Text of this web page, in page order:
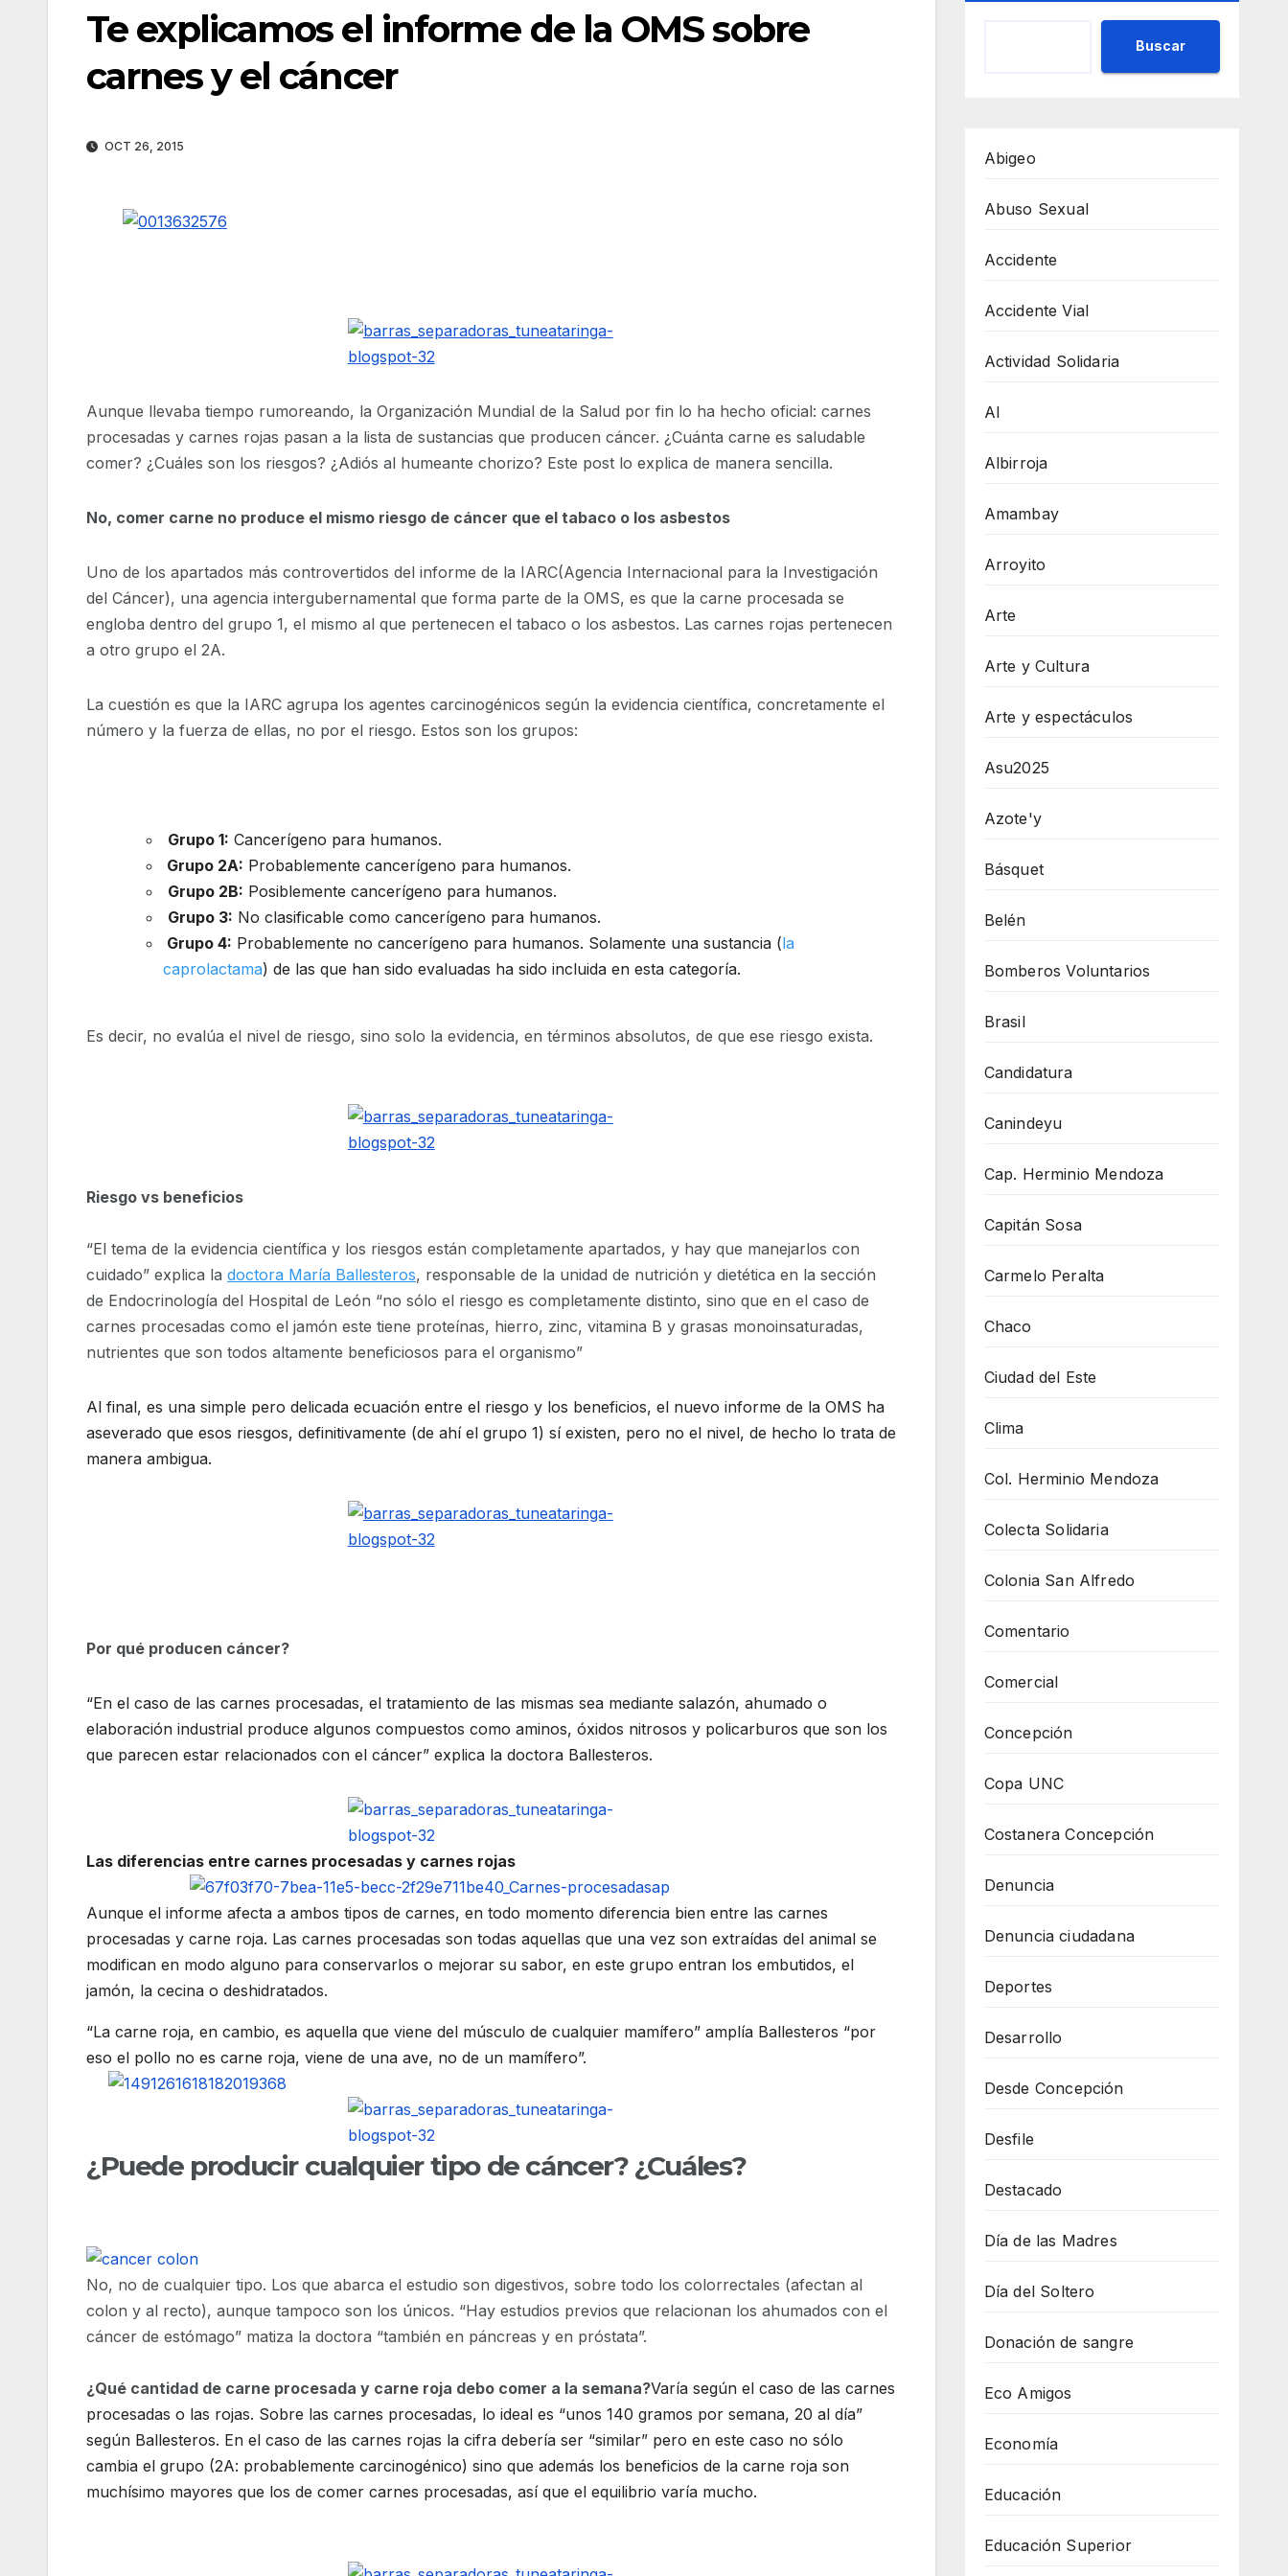
Te explicamos el informe de la OMS sobre
carnes y el cáncer
OCT 26, 2015
Aunque llevaba tiempo rumoreando, la Organización Mundial de la Salud por fin lo ha hecho oficial: carnes
procesadas y carnes rojas pasan a la lista de sustancias que producen cáncer. ¿Cuánta carne es saludable
comer? ¿Cuáles son los riesgos? ¿Adiós al humeante chorizo? Este post lo explica de manera sencilla.
No, comer carne no produce el mismo riesgo de cáncer que el tabaco o los asbestos
Uno de los apartados más controvertidos del informe de la IARC(Agencia Internacional para la Investigación
del Cáncer), una agencia intergubernamental que forma parte de la OMS, es que la carne procesada se
engloba dentro del grupo 1, el mismo al que pertenecen el tabaco o los asbestos. Las carnes rojas pertenecen
a otro grupo el 2A.
La cuestión es que la IARC agrupa los agentes carcinogénicos según la evidencia científica, concretamente el
número y la fuerza de ellas, no por el riesgo. Estos son los grupos:
Grupo 1: Cancerígeno para humanos.
Grupo 2A: Probablemente cancerígeno para humanos.
Grupo 2B: Posiblemente cancerígeno para humanos.
Grupo 3: No clasificable como cancerígeno para humanos.
Grupo 4: Probablemente no cancerígeno para humanos. Solamente una sustancia (la
caprolactama) de las que han sido evaluadas ha sido incluida en esta categoría.
Es decir, no evalúa el nivel de riesgo, sino solo la evidencia, en términos absolutos, de que ese riesgo exista.
Riesgo vs beneficios
“El tema de la evidencia científica y los riesgos están completamente apartados, y hay que manejarlos con
cuidado” explica la doctora María Ballesteros, responsable de la unidad de nutrición y dietética en la sección
de Endocrinología del Hospital de León “no sólo el riesgo es completamente distinto, sino que en el caso de
carnes procesadas como el jamón este tiene proteínas, hierro, zinc, vitamina B y grasas monoinsaturadas,
nutrientes que son todos altamente beneficiosos para el organismo”
Al final, es una simple pero delicada ecuación entre el riesgo y los beneficios, el nuevo informe de la OMS ha
aseverado que esos riesgos, definitivamente (de ahí el grupo 1) sí existen, pero no el nivel, de hecho lo trata de
manera ambigua.
Por qué producen cáncer?
“En el caso de las carnes procesadas, el tratamiento de las mismas sea mediante salazón, ahumado o
elaboración industrial produce algunos compuestos como aminos, óxidos nitrosos y policarburos que son los
que parecen estar relacionados con el cáncer” explica la doctora Ballesteros.
Las diferencias entre carnes procesadas y carnes rojas
Aunque el informe afecta a ambos tipos de carnes, en todo momento diferencia bien entre las carnes
procesadas y carne roja. Las carnes procesadas son todas aquellas que una vez son extraídas del animal se
modifican en modo alguno para conservarlos o mejorar su sabor, en este grupo entran los embutidos, el
jamón, la cecina o deshidratados.
“La carne roja, en cambio, es aquella que viene del músculo de cualquier mamífero” amplía Ballesteros “por
eso el pollo no es carne roja, viene de una ave, no de un mamífero”.
¿Puede producir cualquier tipo de cáncer? ¿Cuáles?
No, no de cualquier tipo. Los que abarca el estudio son digestivos, sobre todo los colorrectales (afectan al
colon y al recto), aunque tampoco son los únicos. “Hay estudios previos que relacionan los ahumados con el
cáncer de estómago” matiza la doctora “también en páncreas y en próstata”.
¿Qué cantidad de carne procesada y carne roja debo comer a la semana?Varía según el caso de las carnes
procesadas o las rojas. Sobre las carnes procesadas, lo ideal es “unos 140 gramos por semana, 20 al día”
según Ballesteros. En el caso de las carnes rojas la cifra debería ser “similar” pero en este caso no sólo
cambia el grupo (2A: probablemente carcinogénico) sino que además los beneficios de la carne roja son
muchísimo mayores que los de comer carnes procesadas, así que el equilibrio varía mucho.
Buscar
Abigeo
Abuso Sexual
Accidente
Accidente Vial
Actividad Solidaria
AI
Albirroja
Amambay
Arroyito
Arte
Arte y Cultura
Arte y espectáculos
Asu2025
Azote'y
Básquet
Belén
Bomberos Voluntarios
Brasil
Candidatura
Canindeyu
Cap. Herminio Mendoza
Capitán Sosa
Carmelo Peralta
Chaco
Ciudad del Este
Clima
Col. Herminio Mendoza
Colecta Solidaria
Colonia San Alfredo
Comentario
Comercial
Concepción
Copa UNC
Costanera Concepción
Denuncia
Denuncia ciudadana
Deportes
Desarrollo
Desde Concepción
Desfile
Destacado
Día de las Madres
Día del Soltero
Donación de sangre
Eco Amigos
Economía
Educación
Educación Superior